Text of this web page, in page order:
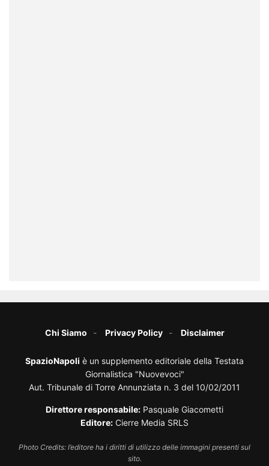
Chi Siamo Privacy Policy Disclaimer
SpazioNapoli è un supplemento editoriale della Testata
Giornalistica "Nuovevoci"
Aut. Tribunale di Torre Annunziata n. 3 del 10/02/2011
Direttore responsabile: Pasquale Giacometti
Editore: Cierre Media SRLS
Photo Credits: l’editore ha i diritti di utilizzo delle immagini presenti sul
sito.